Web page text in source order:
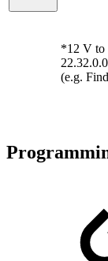
*12 V to
(e.g.